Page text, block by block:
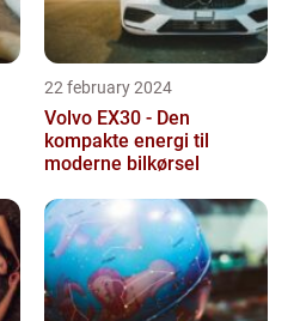
22 february 2024
Volvo EX30 - Den
kompakte energi til
moderne bilkørsel